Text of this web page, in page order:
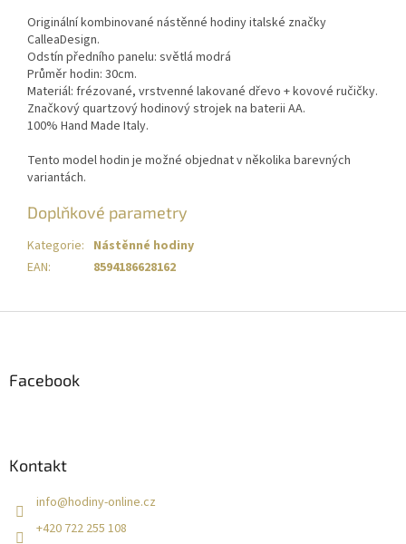
Originální kombinované nástěnné hodiny italské značky
CalleaDesign.
Odstín předního panelu: světlá modrá
Průměr hodin: 30cm.
Materiál: frézované, vrstvenné lakované dřevo + kovové ručičky.
Značkový quartzový hodinový strojek na baterii AA.
100% Hand Made Italy.
Tento model hodin je možné objednat v několika barevných
variantách.
Doplňkové parametry
Kategorie: Nástěnné hodiny
EAN: 8594186628162
Facebook
Kontakt
info@hodiny-online.cz
+420 722 255 108